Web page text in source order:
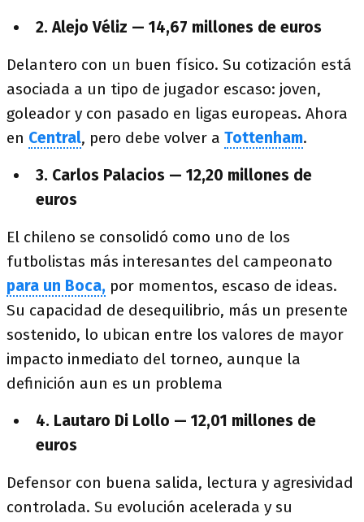
2. Alejo Véliz — 14,67 millones de euros
Delantero con un buen físico. Su cotización está
asociada a un tipo de jugador escaso: joven,
goleador y con pasado en ligas europeas. Ahora
en Central, pero debe volver a Tottenham.
3. Carlos Palacios — 12,20 millones de
euros
El chileno se consolidó como uno de los
futbolistas más interesantes del campeonato
para un Boca, por momentos, escaso de ideas.
Su capacidad de desequilibrio, más un presente
sostenido, lo ubican entre los valores de mayor
impacto inmediato del torneo, aunque la
definición aun es un problema
4. Lautaro Di Lollo — 12,01 millones de
euros
Defensor con buena salida, lectura y agresividad
controlada. Su evolución acelerada y su